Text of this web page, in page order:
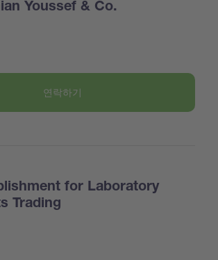
Youssef & Co.
연락하기
for Laboratory
Trading